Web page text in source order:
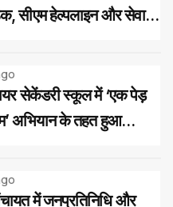
सीएम हेल्पलाइन और सेवा
सेकेंडरी स्कूल में ‘एक पेड़
अभियान के तहत हुआ
संकल्प
में जनप्रतिनिधि और